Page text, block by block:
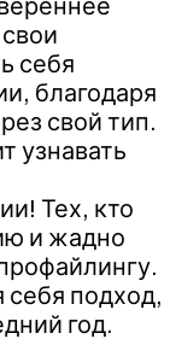
себя
благодаря
свой тип.
узнавать
Тех, кто
и жадно
себя подход,
год.